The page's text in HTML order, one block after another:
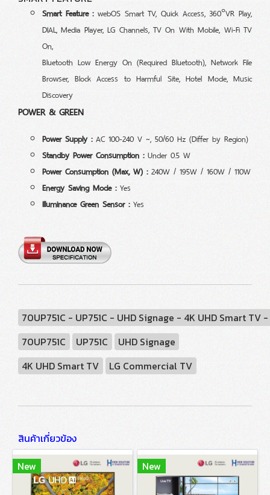
Smart Feature :webOS Smart TV, Quick Access, 360°VR Play,
DIAL, Media Player, LG Channels, TV On With Mobile, Wi-Fi TV
On,
Bluetooth Low Energy On (Required Bluetooth), Network File
Browser, Block Access to Harmful Site, Hotel Mode, Music
Discovery
POWER & GREEN
Power Supply : AC 100-240 V ~, 50/60 Hz (Differ by Region)
Standby Power Consumption :Under 0.5 W
Power Consumption (Max, W) :240W / 195W / 160W / 110W
Energy Saving Mode :Yes
Illuminance Green Sensor :Yes
70UP751C - UP751C - UHD Signage - 4K UHD Smart TV
70UP751C
UP751C
UHD Signage
4K UHD Smart TV
LG Commercial TV
สินค้าเกี่ยวข้อง
New
New